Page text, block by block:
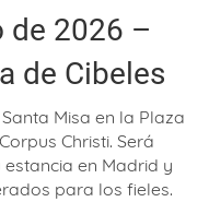
de 2026 –
de Cibeles
Misa en la Plaza
Christi. Será
en Madrid y
para los fieles.